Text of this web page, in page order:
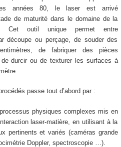
années 80, le laser est arrivé
de maturité dans le domaine de la
Cet outil unique permet entre
découpe ou perçage, de souder des
de fabriquer des pièces
durcir ou de texturer les surfaces à
passe tout d’abord par :
physiques complexes mis en
laser-matière, en utilisant à la
pertinents et variés (caméras grande
Doppler, spectroscopie …).